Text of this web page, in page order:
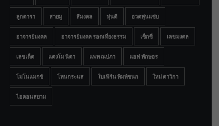
ลูกดารา สายมู สีมงคล หุ่นดี อวดหุ่นแซ่บ
อาจารย์มงคล อาจารย์มงคล รอดเที่ยงธรรม เซ็กซี่ เลขมงคล
เลขเด็ด แตงโม นิดา แพท ณปภา แอฟ ทักษอร
โมโนแมกซ์ โหนกระแส ใบเฟิร์น พิมพ์ชนก ใหม่ ดาวิกา
ไอคอนสยาม